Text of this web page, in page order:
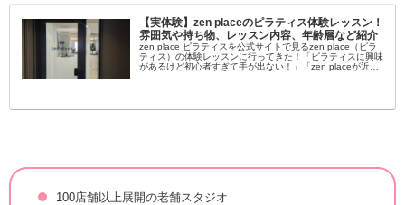
【実体験】zen placeのピラティス体験レッスン！
雰囲気や持ち物、レッスン内容、年齢層など紹介
zen place ピラティスを公式サイトで見るzen place（ピラ
ティス）の体験レッスンに行ってきた！「ピラティスに興味
があるけど初心者すぎて手が出ない！」「zen placeが近く
100店舗以上展開の老舗スタジオ